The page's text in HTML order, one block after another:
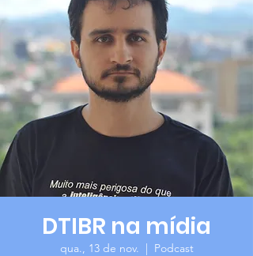
DTIBR na mídia
qua., 13 de nov.
  |
Podcast